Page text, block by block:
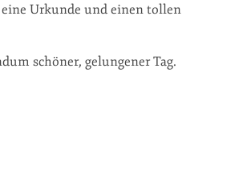
Urkunde und einen tollen
schöner, gelungener Tag.